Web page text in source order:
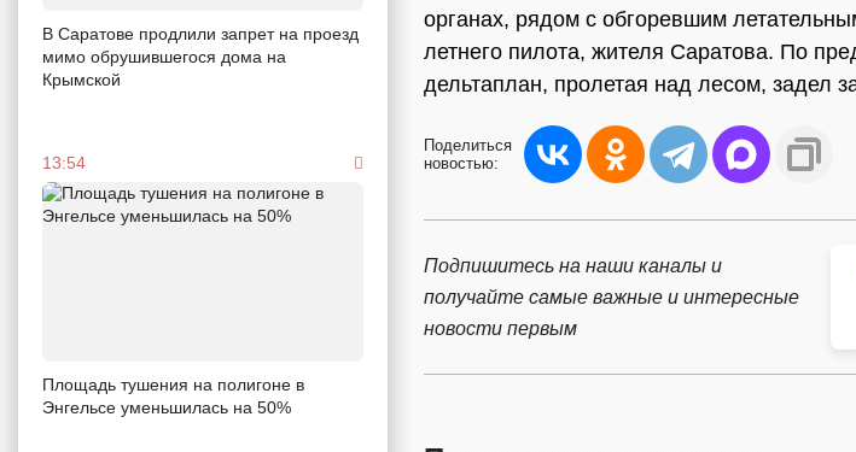
В Саратове продлили запрет на проезд
мимо обрушившегося дома на
Крымской
13:54
Площадь тушения на полигоне в
Энгельсе уменьшилась на 50%
органах, рядом с обгоревшим
летнего пилота, жителя Саратова. По
дельтаплан, пролетая над лесом, задел
Поделиться
новостью:
Подпишитесь на наши каналы и
получайте самые важные и интересные
новости первым